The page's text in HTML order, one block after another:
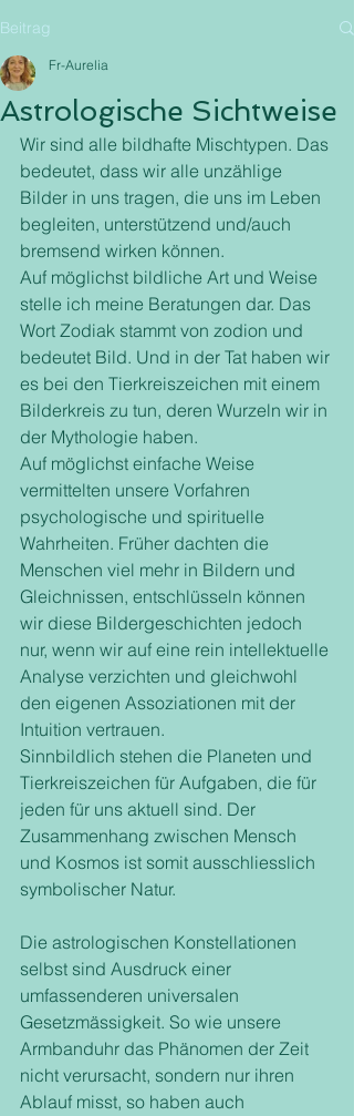
Beitrag
Astrologische Sichtweise
Fr-Aurelia
Wir sind alle bildhafte Mischtypen. Das
bedeutet, dass wir alle unzählige
Bilder in uns tragen, die uns im Leben
begleiten, unterstützend und/auch
bremsend wirken können.
Auf möglichst bildliche Art und Weise
stelle ich meine Beratungen dar. Das
Wort Zodiak stammt von zodion und
bedeutet Bild. Und in der Tat haben wir
es bei den Tierkreiszeichen mit einem
Bilderkreis zu tun, deren Wurzeln wir in
der Mythologie haben.
Auf möglichst einfache Weise
vermittelten unsere Vorfahren
psychologische und spirituelle
Wahrheiten. Früher dachten die
Menschen viel mehr in Bildern und
Gleichnissen, entschlüsseln können
wir diese Bildergeschichten jedoch
nur, wenn wir auf eine rein intellektuelle
Analyse verzichten und gleichwohl
den eigenen Assoziationen mit der
Intuition vertrauen.
Sinnbildlich stehen die Planeten und
Tierkreiszeichen für Aufgaben, die für
jeden für uns aktuell sind. Der
Zusammenhang zwischen Mensch
und Kosmos ist somit ausschliesslich
symbolischer Natur.
Die astrologischen Konstellationen
selbst sind Ausdruck einer
umfassenderen universalen
Gesetzmässigkeit. So wie unsere
Armbanduhr das Phänomen der Zeit
nicht verursacht, sondern nur ihren
Ablauf misst, so haben auch